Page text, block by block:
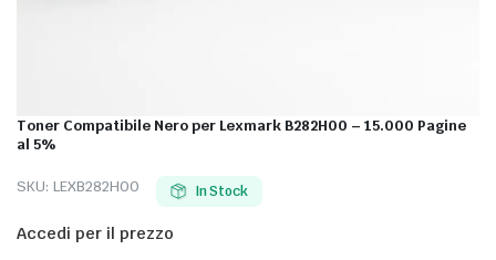
Toner Compatibile Nero per Lexmark B282H00 – 15.000 Pagine
al 5%
SKU: LEXB282H00 In Stock
Accedi per il prezzo